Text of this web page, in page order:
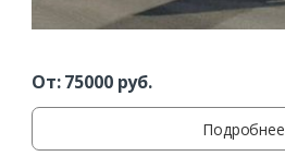
От:75000руб.
Подробнее